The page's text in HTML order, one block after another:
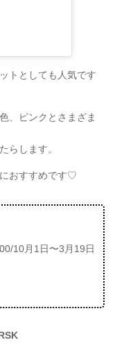
トとしても人気です
、ピンクとさまざま
らします。
おすすめです♡
10月1日〜3月19日